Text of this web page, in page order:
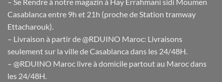
Casablanca entre 9h et 21h (proche de Station tramway
Ettacharouk).
– Livraison à partir de @RDUINO Maroc: Livraisons
seulement sur la ville de Casablanca dans les 24/48H.
– @RDUINO Maroc livre à domicile partout au Maroc dans
les 24/48H.